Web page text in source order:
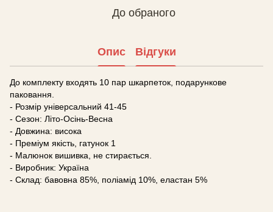
До обраного
Опис Відгуки
До комплекту входять 10 пар шкарпеток, подарункове
паковання.
- Розмір універсальний 41-45
- Сезон: Літо-Осінь-Весна
- Довжина: висока
- Преміум якість, гатунок 1
- Малюнок вишивка, не стирається.
- Виробник: Україна
- Склад: бавовна 85%, поліамід 10%, еластан 5%